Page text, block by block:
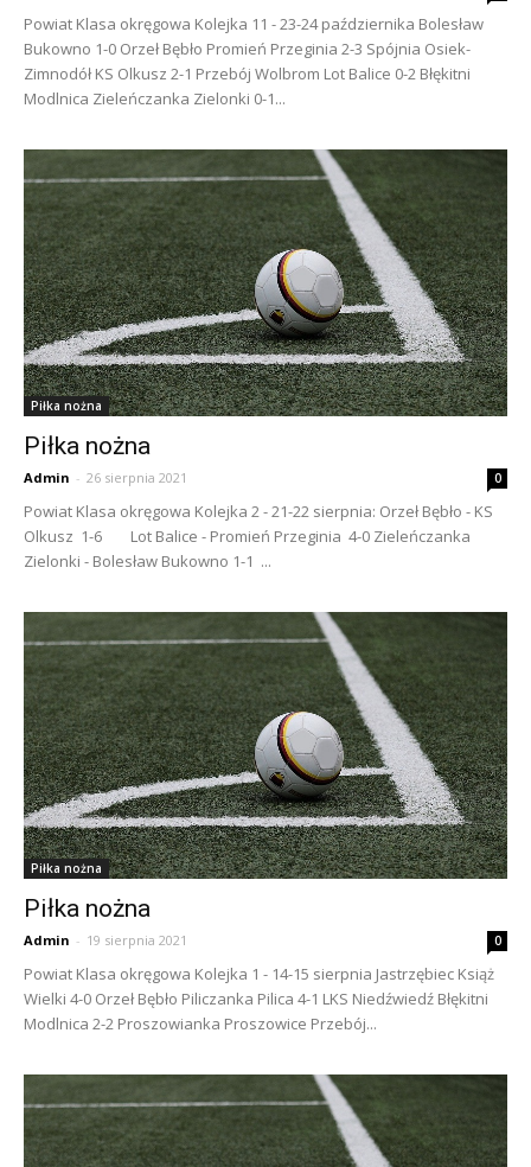
Powiat Klasa okręgowa Kolejka 11 - 23-24 października Bolesław
Bukowno 1-0 Orzeł Bębło Promień Przeginia 2-3 Spójnia Osiek-
Zimnodół KS Olkusz 2-1 Przebój Wolbrom Lot Balice 0-2 Błękitni
Modlnica Zieleńczanka Zielonki 0-1...
Piłka nożna
Piłka nożna
Admin - 26 sierpnia 2021 0
Powiat Klasa okręgowa Kolejka 2 - 21-22 sierpnia: Orzeł Bębło - KS
Olkusz 1-6 Lot Balice - Promień Przeginia 4-0 Zieleńczanka
Zielonki - Bolesław Bukowno 1-1 ...
Piłka nożna
Piłka nożna
Admin - 19 sierpnia 2021 0
Powiat Klasa okręgowa Kolejka 1 - 14-15 sierpnia Jastrzębiec Książ
Wielki 4-0 Orzeł Bębło Piliczanka Pilica 4-1 LKS Niedźwiedź Błękitni
Modlnica 2-2 Proszowianka Proszowice Przebój...